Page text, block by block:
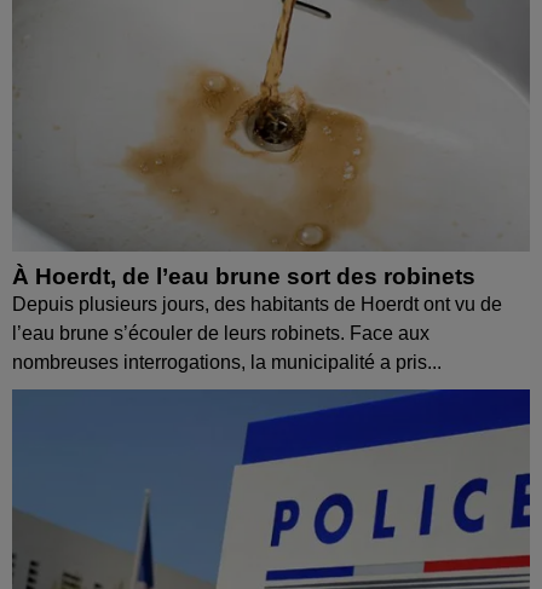
À Hoerdt, de l’eau brune sort des robinets
Depuis plusieurs jours, des habitants de Hoerdt ont vu de
l’eau brune s’écouler de leurs robinets. Face aux
nombreuses interrogations, la municipalité a pris...